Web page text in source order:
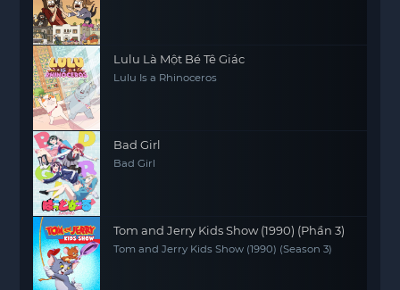
Lulu Là Một Bé Tê Giác
Lulu Is a Rhinoceros
Bad Girl
Bad Girl
Tom and Jerry Kids Show (1990) (Phần 3)
Tom and Jerry Kids Show (1990) (Season 3)